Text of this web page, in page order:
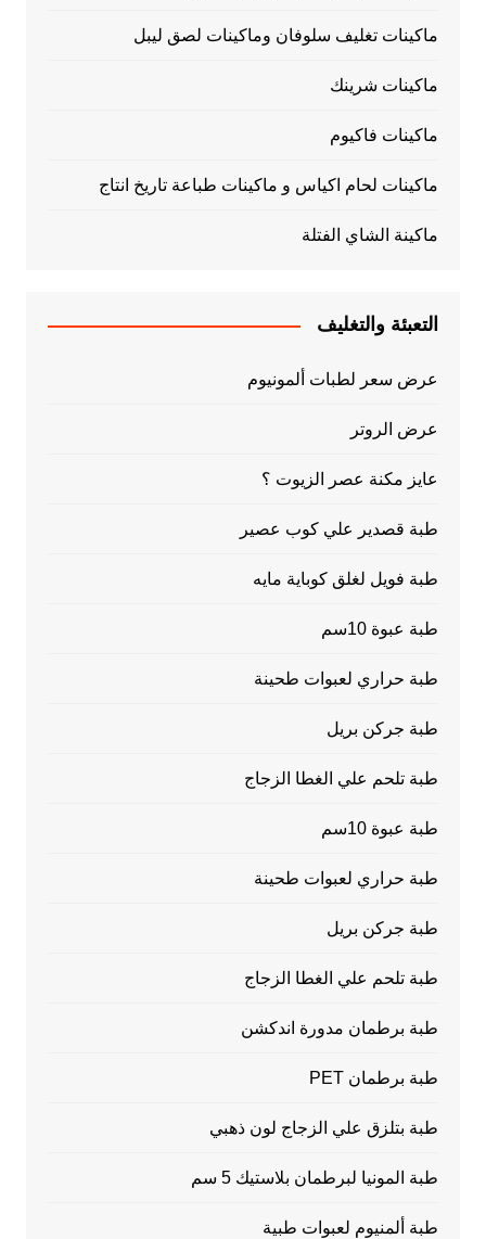
ماكينات تغليف سلوفان وماكينات لصق ليبل
ماكينات شرينك
ماكينات فاكيوم
ماكينات لحام اكياس و ماكينات طباعة تاريخ انتاج
ماكينة الشاي الفتلة
التعبئة والتغليف
عرض سعر لطبات ألمونيوم
عرض الروتر
عايز مكنة عصر الزيوت ؟
طبة قصدير علي كوب عصير
طبة فويل لغلق كوباية مايه
طبة عبوة 10سم
طبة حراري لعبوات طحينة
طبة جركن بريل
طبة تلحم علي الغطا الزجاج
طبة عبوة 10سم
طبة حراري لعبوات طحينة
طبة جركن بريل
طبة تلحم علي الغطا الزجاج
طبة برطمان مدورة اندكشن
طبة برطمان PET
طبة بتلزق علي الزجاج لون ذهبي
طبة المونيا لبرطمان بلاستيك 5 سم
طبة ألمنيوم لعبوات طبية